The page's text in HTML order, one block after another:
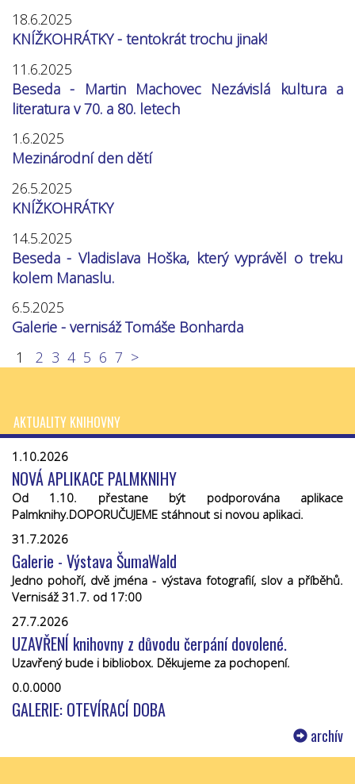
18.6.2025
KNÍŽKOHRÁTKY - tentokrát trochu jinak!
11.6.2025
Beseda - Martin Machovec Nezávislá kultura a
literatura v 70. a 80. letech
1.6.2025
Mezinárodní den dětí
26.5.2025
KNÍŽKOHRÁTKY
14.5.2025
Beseda - Vladislava Hoška, který vyprávěl o treku
kolem Manaslu.
6.5.2025
Galerie - vernisáž Tomáše Bonharda
1
2 3 4 5 6 7 >
AKTUALITY KNIHOVNY
1.10.2026
NOVÁ APLIKACE PALMKNIHY
Od 1.10. přestane být podporována aplikace
Palmknihy.DOPORUČUJEME stáhnout si novou aplikaci.
31.7.2026
Galerie - Výstava ŠumaWald
Jedno pohoří, dvě jména - výstava fotografií, slov a příběhů.
Vernisáž 31.7. od 17:00
27.7.2026
UZAVŘENÍ knihovny z důvodu čerpání dovolené.
Uzavřený bude i bibliobox. Děkujeme za pochopení.
0.0.0000
GALERIE: OTEVÍRACÍ DOBA
archív